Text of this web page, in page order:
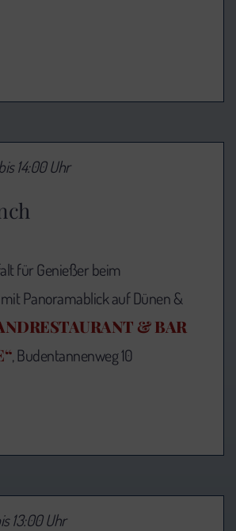
14:00 Uhr
für Genießer beim
Panoramablick auf Dünen &
& BAR
, Budentannenweg 10
13:00 Uhr